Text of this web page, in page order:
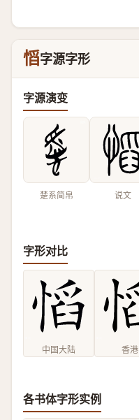
慆字源字形
字源演变
楚系简帛 说文
字形对比
中国大陆 香港
各书体字形实例